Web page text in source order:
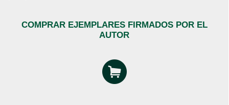
COMPRAR EJEMPLARES FIRMADOS POR EL
AUTOR